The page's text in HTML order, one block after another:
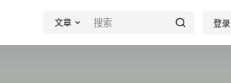
文章 登录